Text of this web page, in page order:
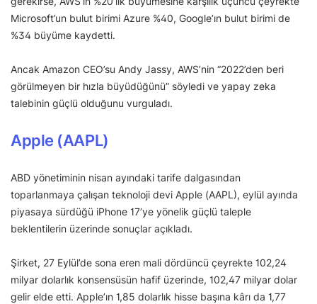
Microsoft’un bulut birimi Azure %40, Google’ın bulut birimi de
%34 büyüme kaydetti.
Ancak Amazon CEO’su Andy Jassy, AWS’nin “2022’den beri
görülmeyen bir hızla büyüdüğünü” söyledi ve yapay zeka
talebinin güçlü olduğunu vurguladı.
Apple (AAPL)
ABD yönetiminin nisan ayındaki tarife dalgasından
toparlanmaya çalışan teknoloji devi Apple (AAPL), eylül ayında
piyasaya sürdüğü iPhone 17’ye yönelik güçlü taleple
beklentilerin üzerinde sonuçlar açıkladı.
Şirket, 27 Eylül’de sona eren mali dördüncü çeyrekte 102,24
milyar dolarlık konsensüsün hafif üzerinde, 102,47 milyar dolar
gelir elde etti. Apple’ın 1,85 dolarlık hisse başına kârı da 1,77